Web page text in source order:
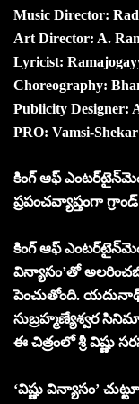
Music Director:
Art Director: A.
Lyricist:
Choreography:
Publicity Designer:
PRO: Vamsi-Shekar
కింగ్ ఆఫ్ ఎంటర్‌టైన్‌మెంట్
ప్రపంచవ్యాప్తంగా
కింగ్ ఆఫ్
విన్యాసం’తో
పెంచుతోంది. యదునాథ్
సుబ్రహ్మణ్యేశ్వర
ఈ చిత్రంలో శ్రీ
‘విష్ణు విన్యాసం’